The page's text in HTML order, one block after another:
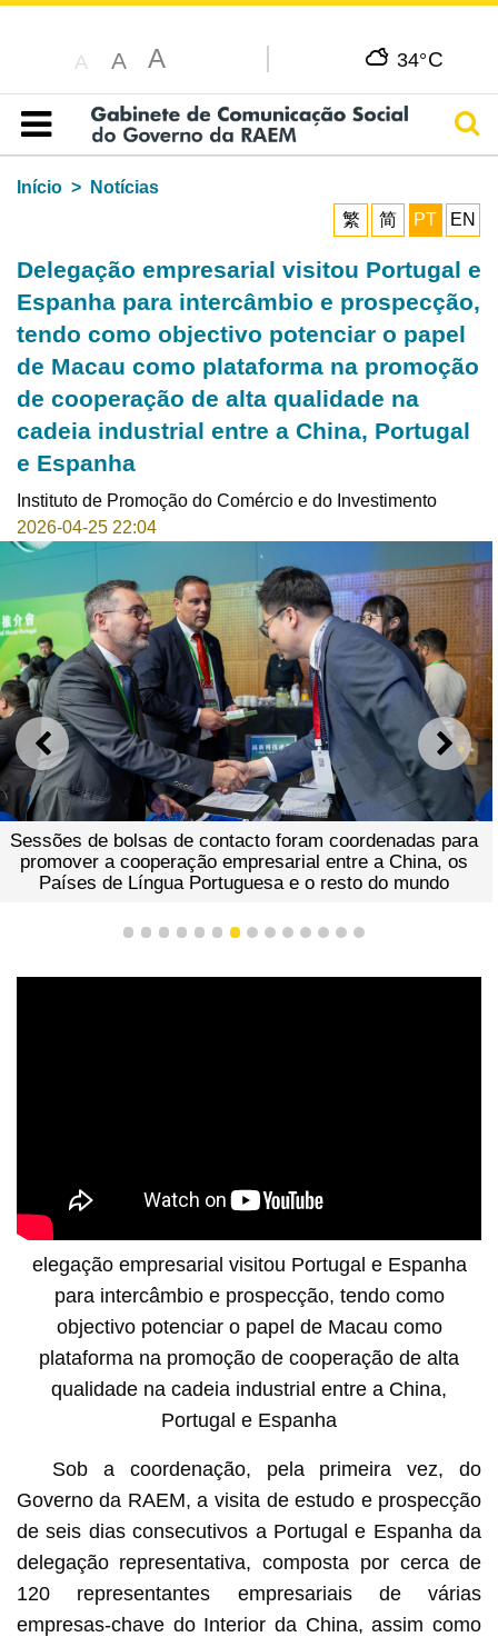
A A A 34°C
Índice
Início
Notícias
繁
简 PT EN
Delegação empresarial visitou Portugal e
Espanha para intercâmbio e prospecção,
tendo como objectivo potenciar o papel
de Macau como plataforma na promoção
de cooperação de alta qualidade na
cadeia industrial entre a China, Portugal
e Espanha
Instituto de Promoção do Comércio e do Investimento
2026-04-25 22:04
ANTERIOR
Sessões de bolsas de contacto foram coordenadas para
promover a cooperação empresarial entre a China, os
Países de Língua Portuguesa e o resto do mundo
1 2 3 4 5 6 7 8 9 1011121314
elegação empresarial visitou Portugal e Espanha
para intercâmbio e prospecção, tendo como
objectivo potenciar o papel de Macau como
plataforma na promoção de cooperação de alta
qualidade na cadeia industrial entre a China,
Portugal e Espanha
Sob a coordenação, pela primeira vez, do
Governo da RAEM, a visita de estudo e prospecção
de seis dias consecutivos a Portugal e Espanha da
delegação representativa, composta por cerca de
120 representantes empresariais de várias
empresas-chave do Interior da China, assim como